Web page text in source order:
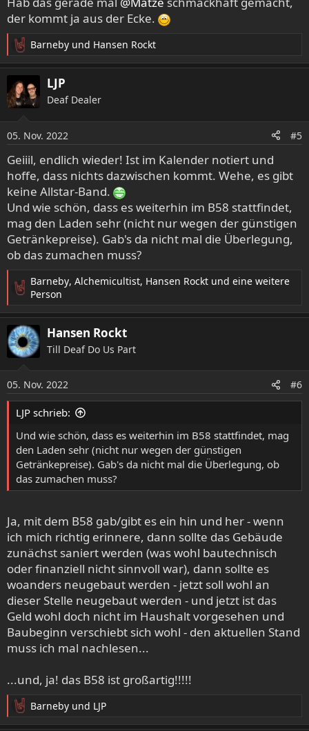
der kommt ja aus der Ecke.
R
e
a
k
t
n
e
n
:
Barneby und Hansen Rockt
LJP
Deaf Dealer
05. Nov. 2022 #5
Geiiil, endlich wieder! Ist im Kalender notiert und
hoffe, dass nichts dazwischen kommt. Wehe, es gibt
keine Allstar-Band.
Und wie schön, dass es weiterhin im B58 stattfindet,
mag den Laden sehr (nicht nur wegen der günstigen
Getränkepreise). Gab's da nicht mal die Überlegung,
ob das zumachen muss?
R
a
k
t
i
o
n
e
n
Barneby, Alchemicultist, Hansen Rockt und eine weitere
Person
Hansen Rockt
Till Deaf Do Us Part
05. Nov. 2022 #6
LJP schrieb:
Und wie schön, dass es weiterhin im B58 stattfindet, mag
den Laden sehr (nicht nur wegen der günstigen
Getränkepreise). Gab's da nicht mal die Überlegung, ob
das zumachen muss?
Ja, mit dem B58 gab/gibt es ein hin und her - wenn
ich mich richtig erinnere, dann sollte das Gebäude
zunächst saniert werden (was wohl bautechnisch
oder finanziell nicht sinnvoll war), dann sollte es
woanders neugebaut werden - jetzt soll wohl an
dieser Stelle neugebaut werden - und jetzt ist das
Geld wohl doch nicht im Haushalt vorgesehen und
Baubeginn verschiebt sich wohl - den aktuellen Stand
muss ich mal nachlesen...
...und, ja! das B58 ist großartig!!!!!
R
e
Barneby und LJP